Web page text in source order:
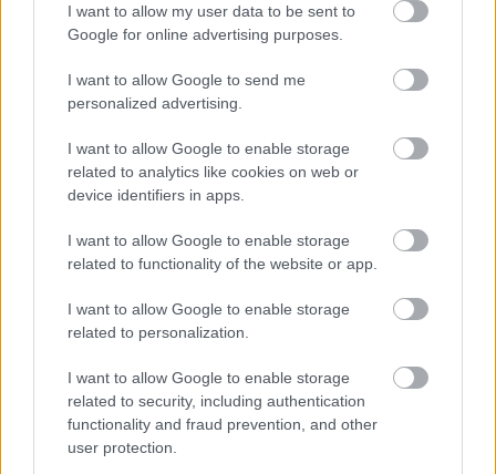
I want to allow my user data to be sent to
Google for online advertising purposes.
I want to allow Google to send me
personalized advertising.
I want to allow Google to enable storage
related to analytics like cookies on web or
device identifiers in apps.
I want to allow Google to enable storage
related to functionality of the website or app.
I want to allow Google to enable storage
related to personalization.
I want to allow Google to enable storage
related to security, including authentication
functionality and fraud prevention, and other
user protection.
12. „Az unokahúgom szerint a sakknak ilyennek kell lennie.